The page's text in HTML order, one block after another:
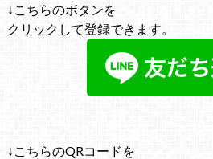
↓こちらのボタンを
クリックして登録できます。
↓こちらのQRコードを